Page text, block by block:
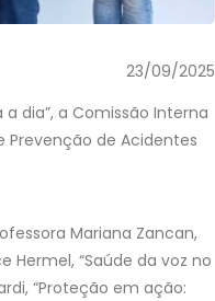
23/09/2025
dia”, a Comissão Interna
Prevenção de Acidentes
Mariana Zancan,
“Saúde da voz no
“Proteção em ação: